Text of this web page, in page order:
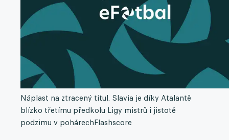
Náplast na ztracený titul. Slavia je díky Atalantě
blízko třetímu předkolu Ligy mistrů i jistotě
podzimu v pohárechFlashscore